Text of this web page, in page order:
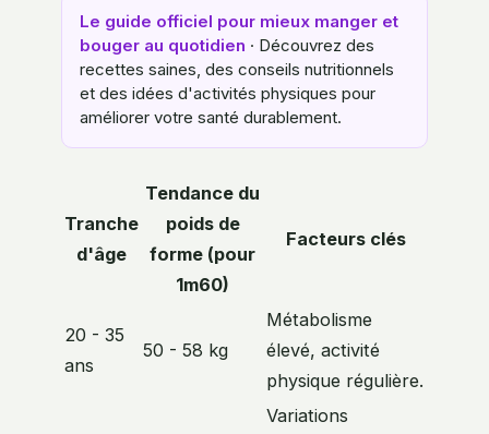
Le guide officiel pour mieux manger et
bouger au quotidien · Découvrez des
recettes saines, des conseils nutritionnels
et des idées d'activités physiques pour
améliorer votre santé durablement.
Tranche
d'âge
Tendance du
poids de
forme (pour
1m60)
Facteurs clés
20 - 35
ans
50 - 58 kg
Métabolisme
élevé, activité
physique régulière.
Variations